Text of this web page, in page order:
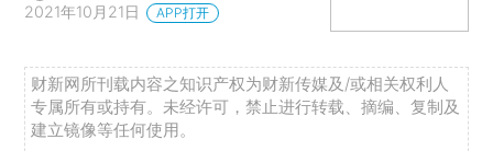
2021年10月21日 APP打开
财新网所刊载内容之知识产权为财新传媒及/或相关权利人
专属所有或持有。未经许可，禁止进行转载、摘编、复制及
建立镜像等任何使用。